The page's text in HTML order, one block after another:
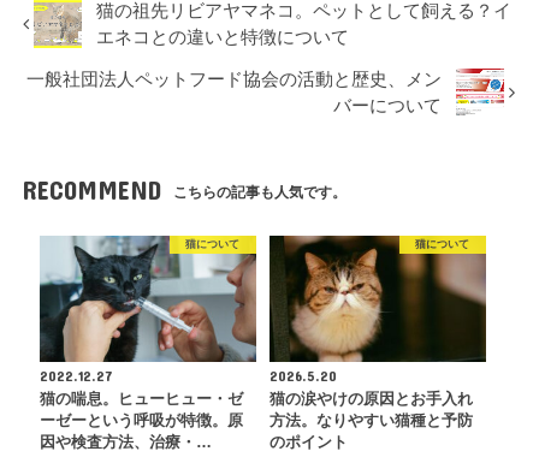
猫の祖先リビアヤマネコ。ペットとして飼える？イ
エネコとの違いと特徴について
一般社団法人ペットフード協会の活動と歴史、メン
バーについて
RECOMMEND こちらの記事も人気です。
猫について
2022.12.27
猫の喘息。ヒューヒュー・ゼ
ーゼーという呼吸が特徴。原
因や検査方法、治療・…
猫について
2026.5.20
猫の涙やけの原因とお手入れ
方法。なりやすい猫種と予防
のポイント